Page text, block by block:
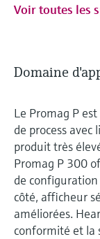
Voir toutes les
Domaine
Le Promag P
de process
produit très
Promag P 300
de
côté, afficheur
améliorées.
conformité et la